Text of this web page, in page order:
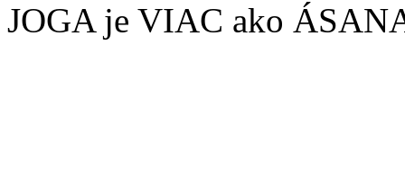
JOGA je VIAC ako